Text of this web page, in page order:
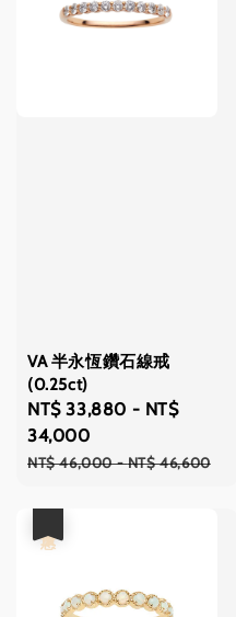
VA 半永恆鑽石線戒
(0.25ct)
Sale
price
NT$ 33,880 - NT$
34,000
Regular
NT$ 46,000-NT$ 46,600